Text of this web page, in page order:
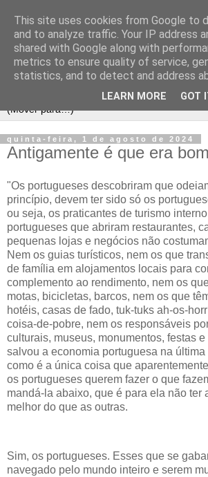
quinta-feira, 1 de agosto de 2024
Antigamente é que era
"Os portugueses descobriram que
princípio, devem ter sido só os
ou seja, os praticantes de turismo
portugueses que abriram restaurantes,
pequenas lojas e negócios não
Nem os guias turísticos, nem os que
de família em alojamentos locais para
complemento ao rendimento, nem os
motas, bicicletas, barcos, nem os que
hotéis, casas de fado, tuk-tuks ah-os-
coisa-de-pobre, nem os responsáveis
culturais, museus, monumentos, festas
salvou a economia portuguesa na última
como é a única coisa que
os portugueses querem fazer o que
mandá-la abaixo, que é para ela não ter
melhor do que as outras.
Sim, os portugueses. Esses que se
navegado pelo mundo inteiro e serem
This site uses cookies from Google to
and to analyze traffic. Your IP address
shared with Google along with
metrics to ensure quality of service,
statistics, and to detect and address
LEARN MORE GOT